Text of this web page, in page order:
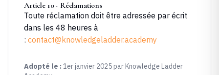
Article 10 - Réclamations
Toute réclamation doit être adressée par écrit
dans les 48 heures à
: contact@knowledgeladder.academy
Adopté le : 1er janvier 2025 parKnowledge Ladder